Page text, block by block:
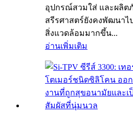
อุปกรณ์สวมใส่ และผลิ
สรีรศาสตร์ยังคงพัฒนาไ
สิ่งแวดล้อมมากขึ้น...
อ่านเพิ่มเติม